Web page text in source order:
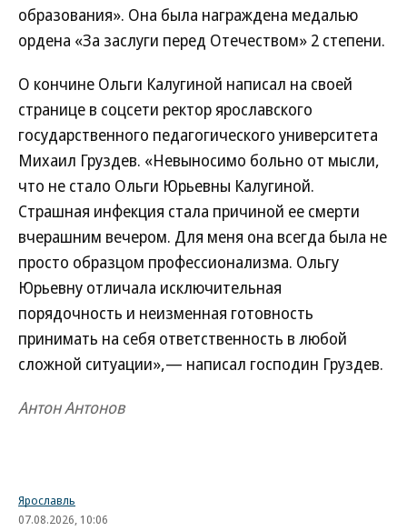
образования». Она была награждена медалью
ордена «За заслуги перед Отечеством» 2 степени.
О кончине Ольги Калугиной написал на своей
странице в соцсети ректор ярославского
государственного педагогического университета
Михаил Груздев. «Невыносимо больно от мысли,
что не стало Ольги Юрьевны Калугиной.
Страшная инфекция стала причиной ее смерти
вчерашним вечером. Для меня она всегда была не
просто образцом профессионализма. Ольгу
Юрьевну отличала исключительная
порядочность и неизменная готовность
принимать на себя ответственность в любой
сложной ситуации»,— написал господин Груздев.
Антон Антонов
Ярославль
07.08.2026, 10:06